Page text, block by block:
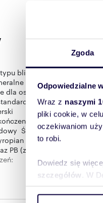
Zgoda
Odpowiedzialne
Wraz z naszymi
pliki cookie, w
oczekiwaniom
to robi.
Dowiedz się
szczegółów . W
bliźniak na sprzedaż
położenie z szybkim
dla osób szukających
Dom o powierzchni
pod klucz
Ściany zewnętrzne:
PB (z możliwością zmiany
kuchennym
adaptacja na dodatkowy